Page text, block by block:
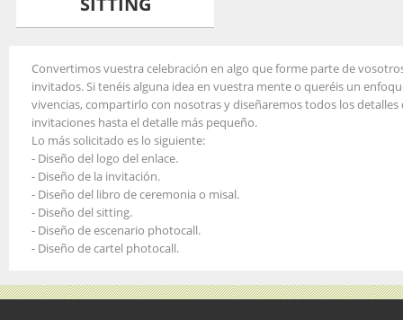
Convertimos vuestra celebración en algo que forme parte de
invitados. Si tenéis alguna idea en vuestra mente o queréis un
vivencias, compartirlo con nosotras y diseñaremos todos los detalles
invitaciones hasta el detalle más pequeño.
Lo más solicitado es lo siguiente:
- Diseño del logo del enlace.
- Diseño de la invitación.
- Diseño del libro de ceremonia o misal.
- Diseño del sitting.
- Diseño de escenario photocall.
- Diseño de cartel photocall.